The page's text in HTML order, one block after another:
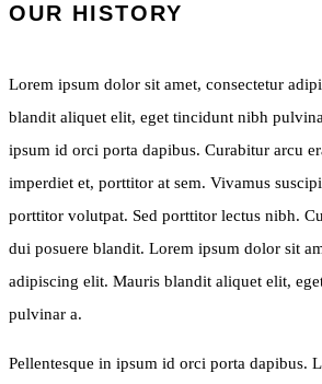
OUR HISTORY
Lorem ipsum dolor sit amet, consectetur
blandit aliquet elit, eget tincidunt nibh
ipsum id orci porta dapibus. Curabitur arcu
imperdiet et, porttitor at sem. Vivamus
porttitor volutpat. Sed porttitor lectus nibh.
dui posuere blandit. Lorem ipsum dolor sit
adipiscing elit. Mauris blandit aliquet elit,
pulvinar a.
Pellentesque in ipsum id orci porta dapibus.